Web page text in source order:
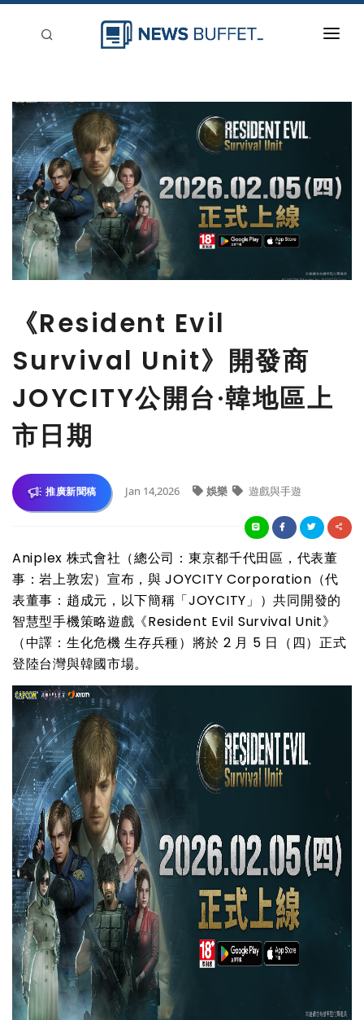
新聞稿分類
登入
刊登
《Resident Evil
Survival Unit》開發商
JOYCITY公開台·韓地區上
市日期
推廣新聞稿 Jan 14,2026 娛樂 遊戲與手遊
Aniplex 株式會社（總公司：東京都千代田區，代表董
事：岩上敦宏）宣布，與 JOYCITY Corporation（代
表董事：趙成元，以下簡稱「JOYCITY」）共同開發的
智慧型手機策略遊戲《Resident Evil Survival Unit》
（中譯：生化危機 生存兵種）將於 2 月 5 日（四）正式
登陸台灣與韓國市場。